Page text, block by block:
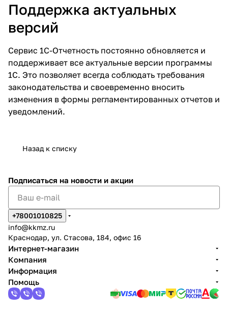
Поддержка актуальных
версий
Сервис 1С-Отчетность постоянно обновляется и
поддерживает все актуальные версии программы
1С. Это позволяет всегда соблюдать требования
законодательства и своевременно вносить
изменения в формы регламентированных отчетов и
уведомлений.
Назад к списку
Подписаться на новости и акции
+78001010825
info@kkmz.ru
Краснодар, ул. Стасова, 184, офис 16
Интернет-магазин
Компания
Информация
Помощь